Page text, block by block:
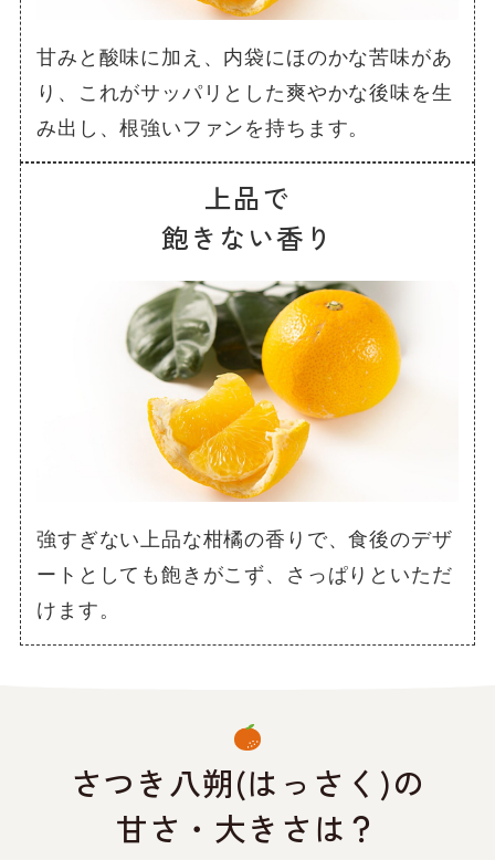
甘みと酸味に加え、内袋にほのかな苦味があ
り、これがサッパリとした爽やかな後味を生
み出し、根強いファンを持ちます。
上品で
飽きない香り
強すぎない上品な柑橘の香りで、食後のデザ
ートとしても飽きがこず、さっぱりといただ
けます。
さつき八朔(はっさく)の
甘さ・大きさは？